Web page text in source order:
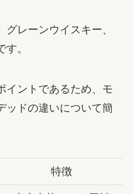
レーンウイスキー、
。
イントであるため、モ
ッドの違いについて簡
特徴